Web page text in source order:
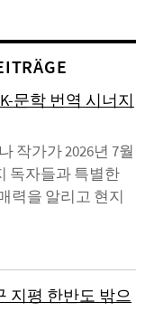
문학 번역 시너지
작가가 2026년 7월
독자들과 특별한
력을 알리고 현지
지평 한반도 밖으